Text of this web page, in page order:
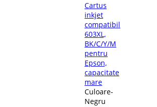
Cartus
inkjet
compatibil
603XL,
BK/C/Y/M
pentru
Epson,
capacitate
mare
Culoare-
Negru